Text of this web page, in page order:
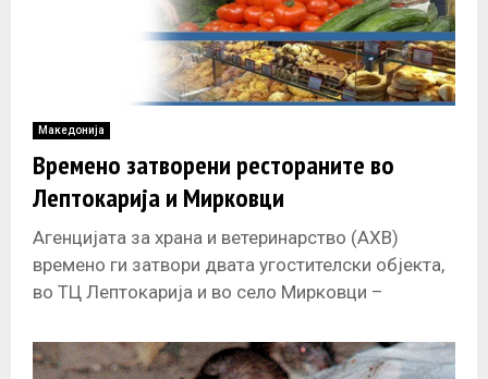
Македонија
Времено затворени рестораните во
Лептокарија и Мирковци
Агенцијата за храна и ветеринарство (АХВ)
времено ги затвори двата угостителски објекта,
во ТЦ Лептокарија и во село Мирковци –